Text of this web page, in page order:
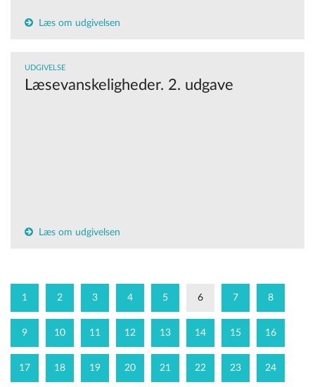
Læs om udgivelsen
UDGIVELSE
Læsevanskeligheder. 2. udgave
Læs om udgivelsen
1 2 3 4 5 6 7 8
9 10 11 12 13 14 15 16
17 18 19 20 21 22 23 24